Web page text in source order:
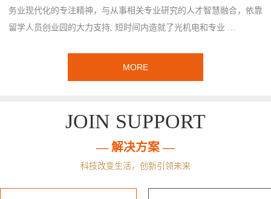
务业现代化的专注精神，与从事相关专业研究的人才智慧融合，依靠
留学人员创业园的大力支持, 短时间内造就了光机电和专业 …
MORE
JOIN SUPPORT
— 解决方案 —
科技改变生活，创新引领未来